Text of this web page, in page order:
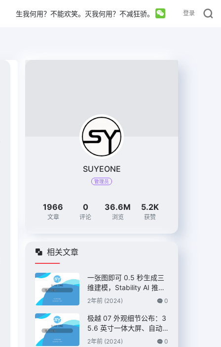
生我何用？不能欢笑。灭我何用？不减狂骄。 登录
SUYEONE
管理员
1966
文章
0
评论
36.6M
浏览
5.2K
获赞
相关文章
一张图即可 0.5 秒生成三
维建模，Stability AI 推出
“Stable Fast 3D”模型
2年前 (2024) 0
极越 07 外观细节公布：3
5.6 英寸一体大屏、自动
升降尾翼，定位 C 级纯电
2年前 (2024) 0